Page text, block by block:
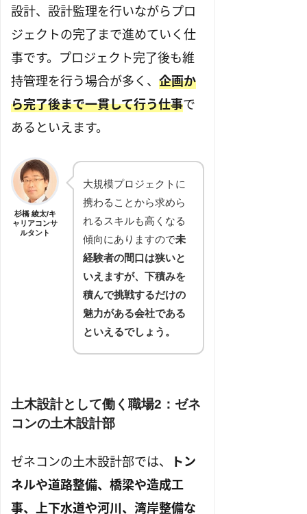
設計、設計監理を行いながらプロ
ジェクトの完了まで進めていく仕
事です。プロジェクト完了後も維
持管理を行う場合が多く、 企画か
ら完了後まで一貫して行う仕事で
あるといえます。
杉橋 綾太/キ
ャリアコンサ
ルタント
大規模プロジェクトに
携わることから求めら
れるスキルも高くなる
傾向にありますので未
経験者の間口は狭いと
いえますが、下積みを
積んで挑戦するだけの
魅力がある会社である
といえるでしょう。
土木設計として働く 職場2：ゼネ
コンの土木設計部
ゼネコンの土木設計部では、
トン
ネルや道路整備、橋梁や造成工
事、上下水道や河川、湾岸整備な